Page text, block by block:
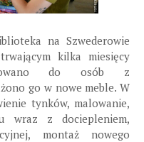
na Szwederowie
kilka miesięcy
do osób z
go w nowe meble. W
tynków, malowanie,
wraz z dociepleniem,
montaż nowego